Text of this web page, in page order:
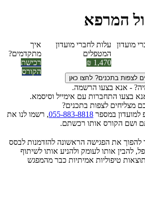
המרפא
מועדון
עלות לחברי מועדון
המטפלים
1,470 ₪
איך
מתקדמים?
רכישת
הקורס
לצפות בתכנים? לחצו כאן
למועדון במספר 055-883-8818, רשמו לנו את
ושם הקורס אותו רכשתם.
להפוך את הפגישה הראשונה להזדמנות לבסס
להבין אותו לעומק ולהניע אותו לשיתוף
טיפוליות אמיתיות כבר מהמפגש